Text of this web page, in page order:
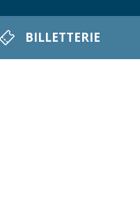
BILLETTERIE
accueil@grande-saline.com